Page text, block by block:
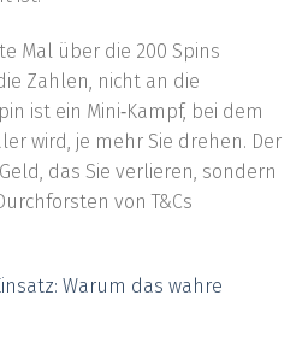
Mal über die 200 Spins
Zahlen, nicht an die
ist ein Mini‑Kampf, bei dem
wird, je mehr Sie drehen. Der
das Sie verlieren, sondern
von T&Cs
Warum das wahre